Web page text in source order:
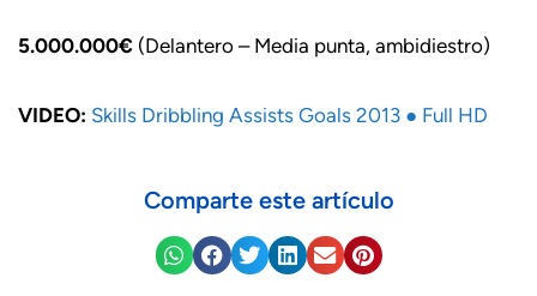
5.000.000€ (Delantero – Media punta, ambidiestro)
VIDEO: Skills Dribbling Assists Goals 2013 ● Full HD
Comparte este artículo